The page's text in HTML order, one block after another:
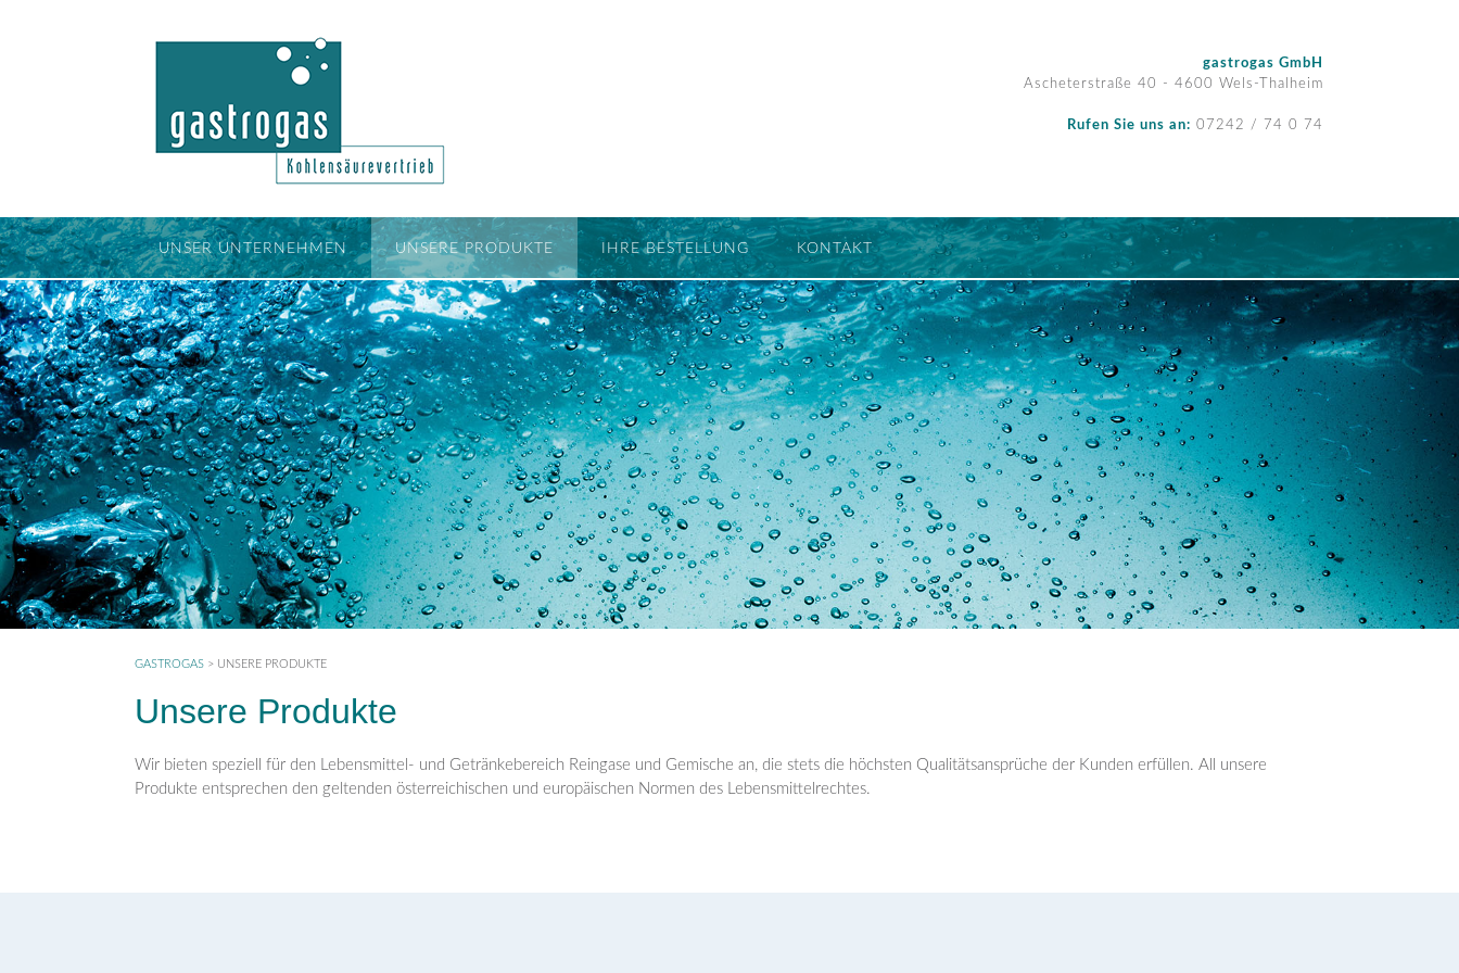
gastrogas GmbH
Ascheterstraße 40 - 4600 Wels-Thalheim
Rufen Sie uns an: 07242 / 74 0 74
UNSER UNTERNEHMEN UNSERE PRODUKTE IHRE BESTELLUNG KONTAKT
GASTROGAS > UNSERE PRODUKTE
Unsere Produkte
Wir bieten speziell für den Lebensmittel- und Getränkebereich Reingase und Gemische an, die stets die höchsten Qualitätsansprüche der Kunden erfüllen. All unsere
Produkte entsprechen den geltenden österreichischen und europäischen Normen des Lebensmittelrechtes.